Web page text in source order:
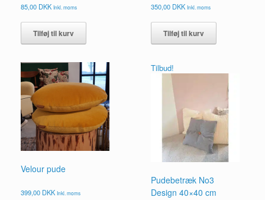
85,00 DKK Inkl. moms
Tilføj til kurv
350,00 DKK Inkl. moms
Tilføj til kurv
Velour pude
399,00 DKK Inkl. moms
Tilbud!
Pudebetræk No3
Design 40×40 cm